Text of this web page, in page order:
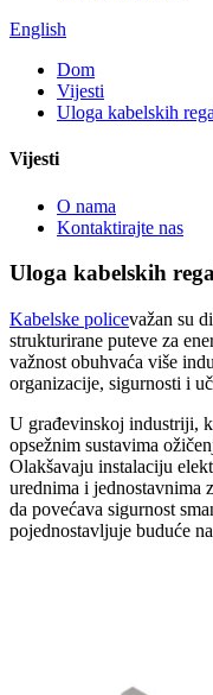
English
Dom
Vijesti
Uloga kabelskih
Vijesti
O nama
Kontaktirajte nas
Uloga kabelskih
Kabelske policevažan su
strukturirane puteve za
važnost obuhvaća više
organizacije, sigurnosti i
U građevinskoj industriji,
opsežnim sustavima
Olakšavaju instalaciju
urednima i jednostavnima
da povećava sigurnost
pojednostavljuje buduće